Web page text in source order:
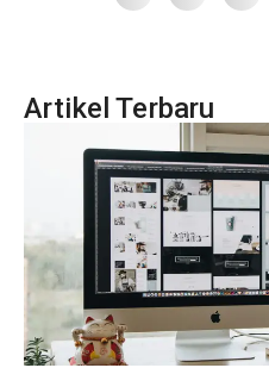
Artikel Terbaru